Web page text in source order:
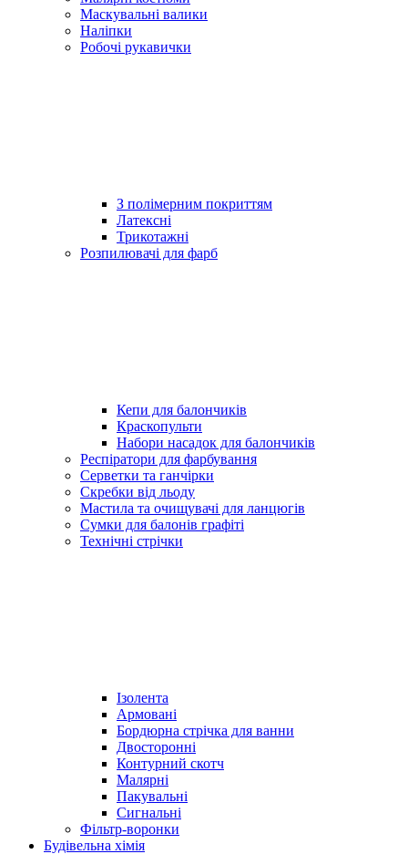
Маскувальні валики
Наліпки
Робочі рукавички
З полімерним покриттям
Латексні
Трикотажні
Розпилювачі для фарб
Кепи для балончиків
Краскопульти
Набори насадок для балончиків
Респіратори для фарбування
Серветки та ганчірки
Скребки від льоду
Мастила та очищувачі для ланцюгів
Сумки для балонів графіті
Технічні стрічки
Ізолента
Армовані
Бордюрна стрічка для ванни
Двосторонні
Контурний скотч
Малярні
Пакувальні
Сигнальні
Фільтр-воронки
Будівельна хімія